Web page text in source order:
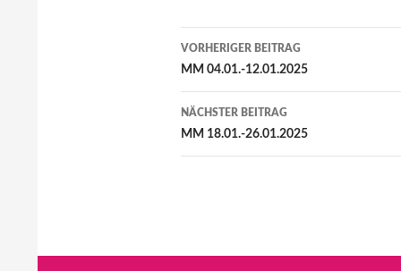
Beitragsnavigation
VORHERIGER BEITRAG
MM 04.01.-12.01.2025
NÄCHSTER BEITRAG
MM 18.01.-26.01.2025